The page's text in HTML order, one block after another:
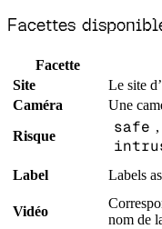
Facettes
Facette
Site
Le site
Caméra
Une
Risque
safe ,
Label
Labels
Vidéo
nom de